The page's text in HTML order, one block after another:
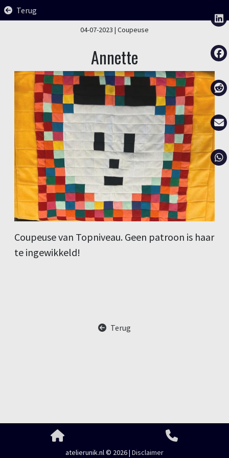
Terug
04-07-2023 | Coupeuse
Annette
Coupeuse van Topniveau. Geen patroon is haar
te ingewikkeld!
Terug
atelierunik.nl © 2026 | Disclaimer